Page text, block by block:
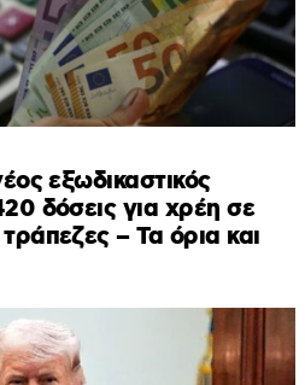
εξωδικαστικός
δόσεις για χρέη σε
– Τα όρια και